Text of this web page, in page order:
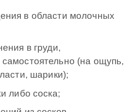
в области молочных
в груди,
(на ощупь,
шарики);
либо соска;